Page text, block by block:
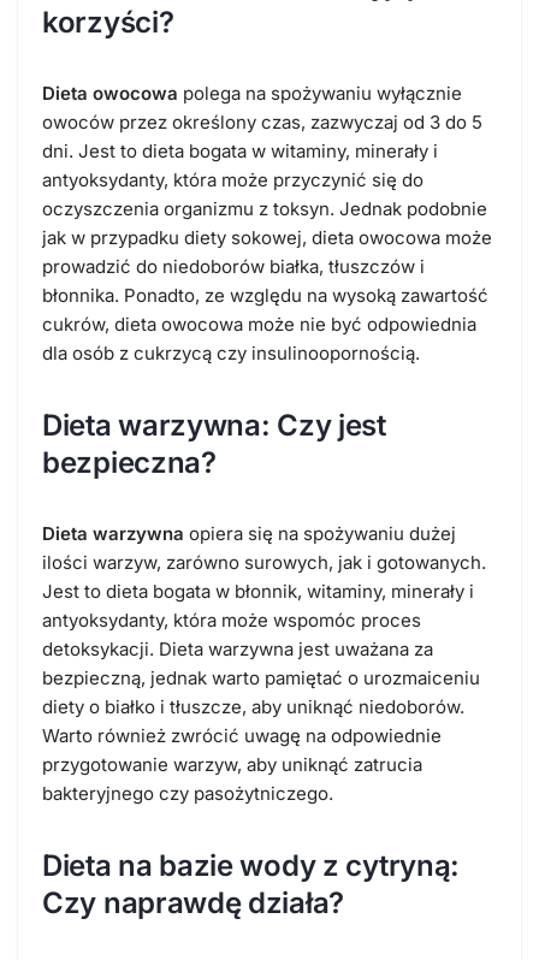
korzyści?
Dieta owocowa polega na spożywaniu wyłącznie
owoców przez określony czas, zazwyczaj od 3 do 5
dni. Jest to dieta bogata w witaminy, minerały i
antyoksydanty, która może przyczynić się do
oczyszczenia organizmu z toksyn. Jednak podobnie
jak w przypadku diety sokowej, dieta owocowa może
prowadzić do niedoborów białka, tłuszczów i
błonnika. Ponadto, ze względu na wysoką zawartość
cukrów, dieta owocowa może nie być odpowiednia
dla osób z cukrzycą czy insulinoopornością.
Dieta warzywna: Czy jest
bezpieczna?
Dieta warzywna opiera się na spożywaniu dużej
ilości warzyw, zarówno surowych, jak i gotowanych.
Jest to dieta bogata w błonnik, witaminy, minerały i
antyoksydanty, która może wspomóc proces
detoksykacji. Dieta warzywna jest uważana za
bezpieczną, jednak warto pamiętać o urozmaiceniu
diety o białko i tłuszcze, aby uniknąć niedoborów.
Warto również zwrócić uwagę na odpowiednie
przygotowanie warzyw, aby uniknąć zatrucia
bakteryjnego czy pasożytniczego.
Dieta na bazie wody z cytryną:
Czy naprawdę działa?